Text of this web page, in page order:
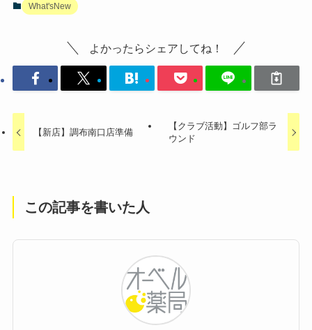
What'sNew
よかったらシェアしてね！
【新店】調布南口店準備
【クラブ活動】ゴルフ部ラ
ウンド
この記事を書いた人